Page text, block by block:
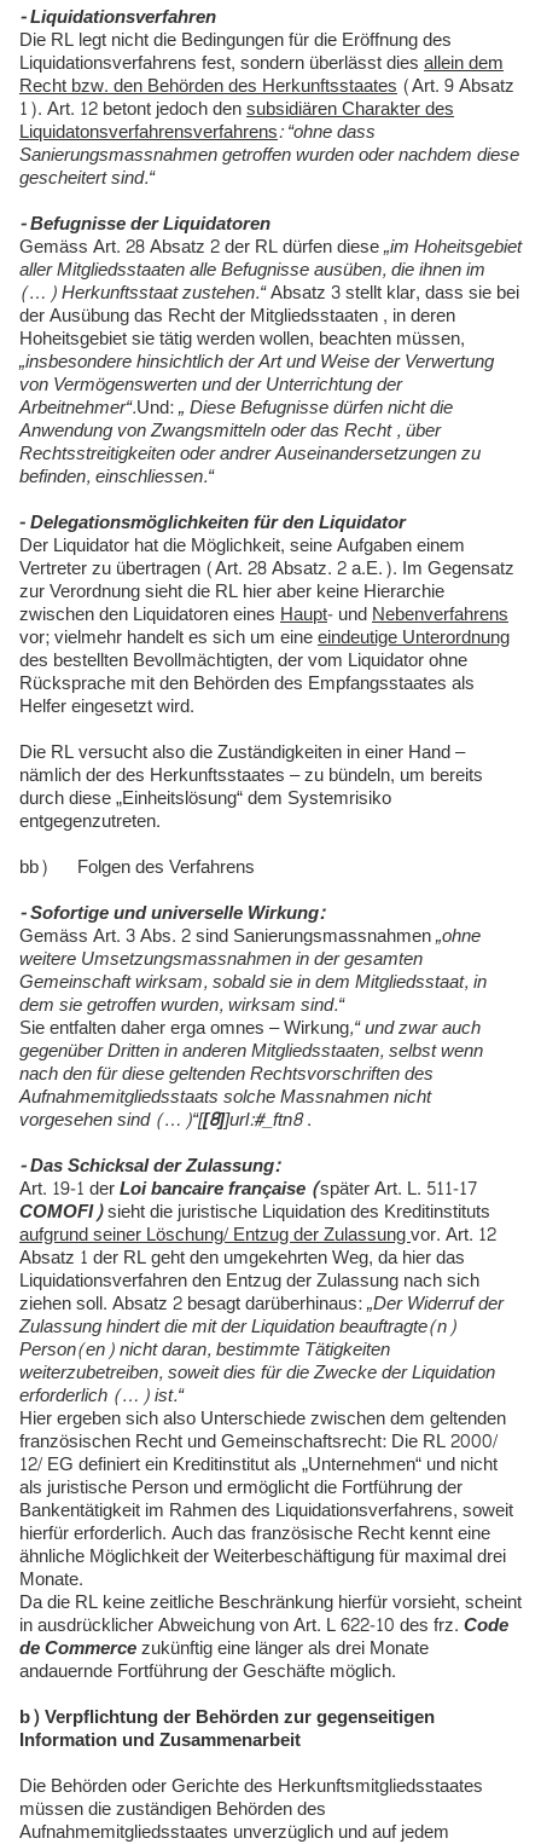
- Liquidationsverfahren
Die RL legt nicht die Bedingungen für die Eröffnung des
Liquidationsverfahrens fest, sondern überlässt diesallein dem
Recht bzw. den Behörden des Herkunftsstaates(Art. 9 Absatz
1). Art. 12 betont jedoch densubsidiären Charakter des
Liquidatonsverfahrensverfahrens: “ohne dass
Sanierungsmassnahmen getroffen wurden oder nachdem diese
gescheitert sind.“
- Befugnisse der Liquidatoren
Gemäss Art. 28 Absatz 2 der RL dürfen diese„im Hoheitsgebiet
aller Mitgliedsstaaten alle Befugnisse ausüben, die ihnen im
(…) Herkunftsstaat zustehen.“Absatz 3 stellt klar, dass sie bei
der Ausübung das Recht der Mitgliedsstaaten , in deren
Hoheitsgebiet sie tätig werden wollen, beachten müssen,
„insbesondere hinsichtlich der Art und Weise der Verwertung
von Vermögenswerten und der Unterrichtung der
Arbeitnehmer“.Und:„ Diese Befugnisse dürfen nicht die
Anwendung von Zwangsmitteln oder das Recht , über
Rechtsstreitigkeiten oder andrer Auseinandersetzungen zu
befinden, einschliessen.“
-Delegationsmöglichkeiten für den Liquidator
Der Liquidator hat die Möglichkeit, seine Aufgaben einem
Vertreter zu übertragen (Art. 28 Absatz. 2 a.E.). Im Gegensatz
zur Verordnung sieht die RL hier aber keine Hierarchie
zwischen den Liquidatoren einesHaupt- undNebenverfahrens
vor; vielmehr handelt es sich um eineeindeutige Unterordnung
des bestellten Bevollmächtigten, der vom Liquidator ohne
Rücksprache mit den Behörden des Empfangsstaates als
Helfer eingesetzt wird.
Die RL versucht also die Zuständigkeiten in einer Hand –
nämlich der des Herkunftsstaates – zu bündeln, um bereits
durch diese „Einheitslösung“ dem Systemrisiko
entgegenzutreten.
bb) Folgen des Verfahrens
- Sofortige und universelle Wirkung:
Gemäss Art. 3 Abs. 2 sind Sanierungsmassnahmen„ohne
weitere Umsetzungsmassnahmen in der gesamten
Gemeinschaft wirksam, sobald sie in dem Mitgliedsstaat, in
dem sie getroffen wurden, wirksam sind.“
Sie entfalten daher erga omnes – Wirkung,“ und zwar auch
gegenüber Dritten in anderen Mitgliedsstaaten, selbst wenn
nach den für diese geltenden Rechtsvorschriften des
Aufnahmemitgliedsstaats solche Massnahmen nicht
vorgesehen sind (…)“[[8]]url:#_ftn8.
- Das Schicksal der Zulassung:
Art. 19-1 derLoi bancaire française (später Art. L. 511-17
COMOFI)sieht die juristische Liquidation des Kreditinstituts
aufgrund seiner Löschung/ Entzug der Zulassungvor. Art. 12
Absatz 1 der RL geht den umgekehrten Weg, da hier das
Liquidationsverfahren den Entzug der Zulassung nach sich
ziehen soll. Absatz 2 besagt darüberhinaus:„Der Widerruf der
Zulassung hindert die mit der Liquidation beauftragte(n)
Person(en) nicht daran, bestimmte Tätigkeiten
weiterzubetreiben, soweit dies für die Zwecke der Liquidation
erforderlich (…) ist.“
Hier ergeben sich also Unterschiede zwischen dem geltenden
französischen Recht und Gemeinschaftsrecht: Die RL 2000/
12/ EG definiert ein Kreditinstitut als „Unternehmen“ und nicht
als juristische Person und ermöglicht die Fortführung der
Bankentätigkeit im Rahmen des Liquidationsverfahrens, soweit
hierfür erforderlich. Auch das französische Recht kennt eine
ähnliche Möglichkeit der Weiterbeschäftigung für maximal drei
Monate.
Da die RL keine zeitliche Beschränkung hierfür vorsieht, scheint
in ausdrücklicher Abweichung von Art. L 622-10 des frz.Code
de Commercezukünftig eine länger als drei Monate
andauernde Fortführung der Geschäfte möglich.
b) Verpflichtung der Behörden zur gegenseitigen
Information und Zusammenarbeit
Die Behörden oder Gerichte des Herkunftsmitgliedsstaates
müssen die zuständigen Behörden des
Aufnahmemitgliedsstaates unverzüglich und auf jedem